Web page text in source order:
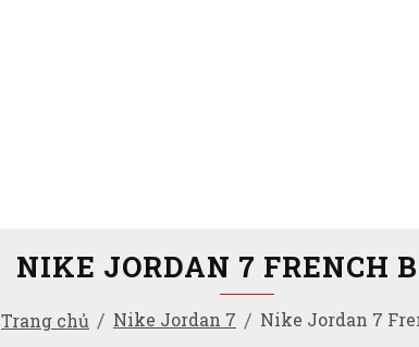
Trang chủ Nike Jordan 7 Nike Jordan 7
NIKE JORDAN 7 FRENCH